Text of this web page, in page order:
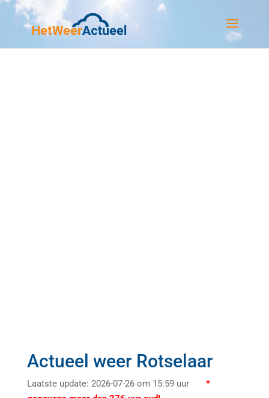
Actueel weer Rotselaar
Laatste update: 2026-07-26 om 15:59 uur*